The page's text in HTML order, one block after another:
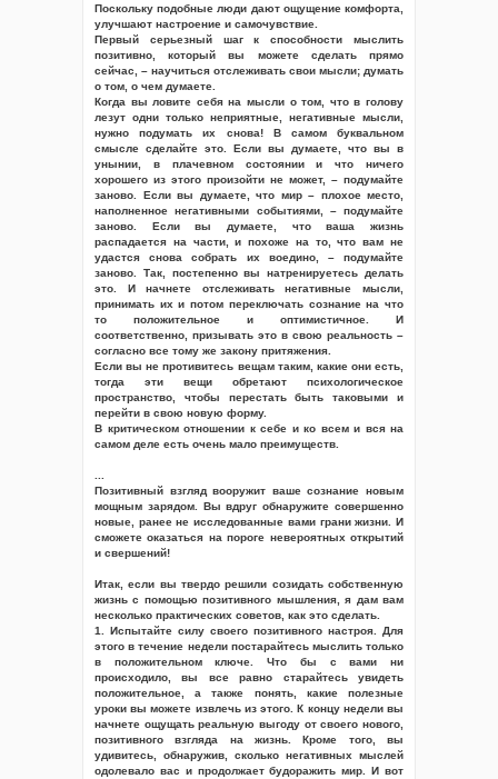
Поскольку подобные люди дают ощущение комфорта,
улучшают настроение и самочувствие.
Первый серьезный шаг к способности мыслить
позитивно, который вы можете сделать прямо
сейчас, – научиться отслеживать свои мысли; думать
о том, о чем думаете.
Когда вы ловите себя на мысли о том, что в голову
лезут одни только неприятные, негативные мысли,
нужно подумать их снова! В самом буквальном
смысле сделайте это. Если вы думаете, что вы в
унынии, в плачевном состоянии и что ничего
хорошего из этого произойти не может, – подумайте
заново. Если вы думаете, что мир – плохое место,
наполненное негативными событиями, – подумайте
заново. Если вы думаете, что ваша жизнь
распадается на части, и похоже на то, что вам не
удастся снова собрать их воедино, – подумайте
заново. Так, постепенно вы натренируетесь делать
это. И начнете отслеживать негативные мысли,
принимать их и потом переключать сознание на что
то положительное и оптимистичное. И
соответственно, призывать это в свою реальность –
согласно все тому же закону притяжения.
Если вы не противитесь вещам таким, какие они есть,
тогда эти вещи обретают психологическое
пространство, чтобы перестать быть таковыми и
перейти в свою новую форму.
В критическом отношении к себе и ко всем и вся на
самом деле есть очень мало преимуществ.
Позитивный взгляд вооружит ваше сознание новым
мощным зарядом. Вы вдруг обнаружите совершенно
новые, ранее не исследованные вами грани жизни. И
сможете оказаться на пороге невероятных открытий
и свершений!
Итак, если вы твердо решили созидать собственную
жизнь с помощью позитивного мышления, я дам вам
несколько практических советов, как это сделать.
1. Испытайте силу своего позитивного настроя. Для
этого в течение недели постарайтесь мыслить только
в положительном ключе. Что бы с вами ни
происходило, вы все равно старайтесь увидеть
положительное, а также понять, какие полезные
уроки вы можете извлечь из этого. К концу недели вы
начнете ощущать реальную выгоду от своего нового,
позитивного взгляда на жизнь. Кроме того, вы
удивитесь, обнаружив, сколько негативных мыслей
одолевало вас и продолжает будоражить мир. И вот